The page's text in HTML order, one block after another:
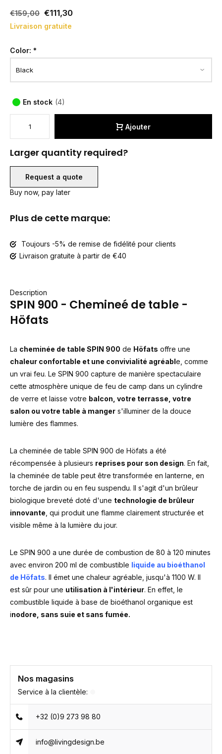
€159,00 €111,30
Livraison gratuite
Color: *
En stock (4)
Ajouter
Larger quantity required?
Request a quote
Buy now, pay later
Plus de cette marque:
Toujours -5% de remise de fidélité pour clients
Livraison gratuite à partir de €40
Description
SPIN 900 - Chemineé de table -
Höfats
La cheminée de table SPIN 900 de Höfats offre une
chaleur confortable et une convivialité agréable, comme
un vrai feu. Le SPIN 900 capture de manière spectaculaire
cette atmosphère unique de feu de camp dans un cylindre
de verre et laisse votre balcon, votre terrasse, votre
salon ou votre table à manger s'illuminer de la douce
lumière des flammes.
La cheminée de table SPIN 900 de Höfats a été
récompensée à plusieurs reprises pour son design. En fait,
la cheminée de table peut être transformée en lanterne, en
torche de jardin ou en feu suspendu. Il s'agit d'un brûleur
biologique breveté doté d'une technologie de brûleur
innovante , qui produit une flamme clairement structurée et
visible même à la lumière du jour.
Le SPIN 900 a une durée de combustion de 80 à 120 minutes
avec environ 200 ml de combustible liquide au bioéthanol
de Höfats. Il émet une chaleur agréable, jusqu'à 1100 W. Il
est sûr pour une utilisation à l'intérieur. En effet, le
combustible liquide à base de bioéthanol organique est
inodore, sans suie et sans fumée.
Nos magasins
Service à la clientèle:
+32 (0)9 273 98 80
info@livingdesign.be